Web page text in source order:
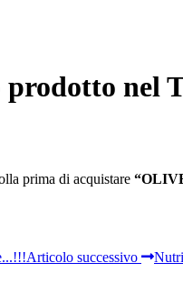
nel
prima di acquistare
Articolo successivo